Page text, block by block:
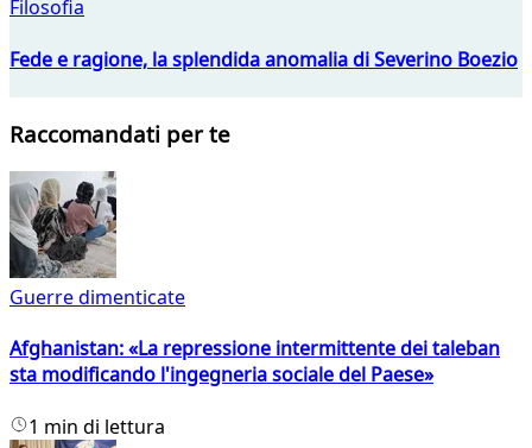
Filosofia
Fede e ragione, la splendida anomalia di Severino Boezio
Raccomandati per te
Guerre dimenticate
Afghanistan: «La repressione intermittente dei taleban
sta modificando l'ingegneria sociale del Paese»
1 min di lettura